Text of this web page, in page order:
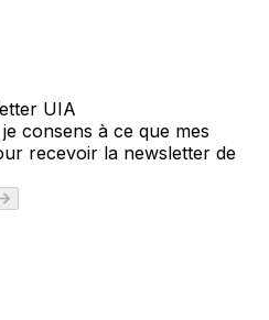
UIA
consens à ce que mes
recevoir la newsletter de